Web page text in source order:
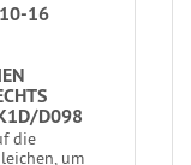
16
D098
die
um